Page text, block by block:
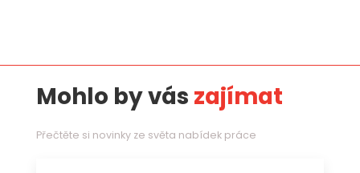
Mohlo by vás zajímat
Přečtěte si novinky ze světa nabídek práce